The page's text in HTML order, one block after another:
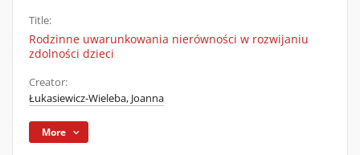
Title:
Rodzinne uwarunkowania nierówności w rozwijaniu
zdolności dzieci
Creator:
Łukasiewicz-Wieleba, Joanna
More